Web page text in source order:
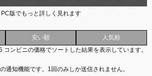
PC版でもっと詳しく見れます
安い順
人気順
コンビニの価格でソートした結果を表示しています。
通知機能です。 1回のみしか送信されません。